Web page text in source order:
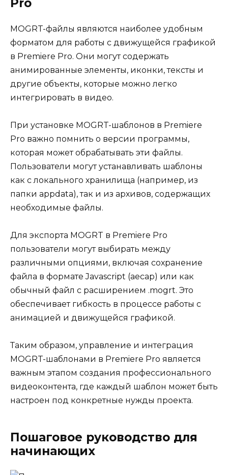
Pro
MOGRT-файлы являются наиболее удобным
форматом для работы с движущейся графикой
в Premiere Pro. Они могут содержать
анимированные элементы, иконки, тексты и
другие объекты, которые можно легко
интегрировать в видео.
При установке MOGRT-шаблонов в Premiere
Pro важно помнить о версии программы,
которая может обрабатывать эти файлы.
Пользователи могут устанавливать шаблоны
как с локального хранилища (например, из
папки appdata), так и из архивов, содержащих
необходимые файлы.
Для экспорта MOGRT в Premiere Pro
пользователи могут выбирать между
различными опциями, включая сохранение
файла в формате Javascript (aecap) или как
обычный файл с расширением .mogrt. Это
обеспечивает гибкость в процессе работы с
анимацией и движущейся графикой.
Таким образом, управление и интеграция
MOGRT-шаблонами в Premiere Pro является
важным этапом создания профессионального
видеоконтента, где каждый шаблон может быть
настроен под конкретные нужды проекта.
Пошаговое руководство для
начинающих